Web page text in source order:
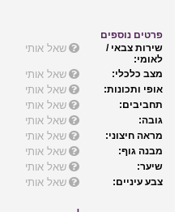
פרטים נוספים
שירות צבאי /
לאומי:
שאל אותי
מצב כלכלי: שאל אותי
אופי ותכונות: שאל אותי
תחביבים: שאל אותי
גובה: שאל אותי
מראה חיצוני: שאל אותי
מבנה גוף: שאל אותי
שיער: שאל אותי
צבע עיניים: שאל אותי